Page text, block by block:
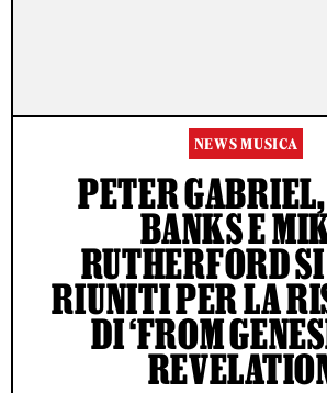
NEWS MUSICA
PETER
BANKS E
RUTHERFORD
RIUNITI PER LA
DI ‘FROM